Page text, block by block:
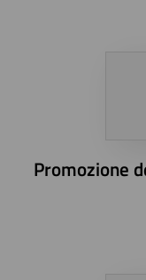
Promozione